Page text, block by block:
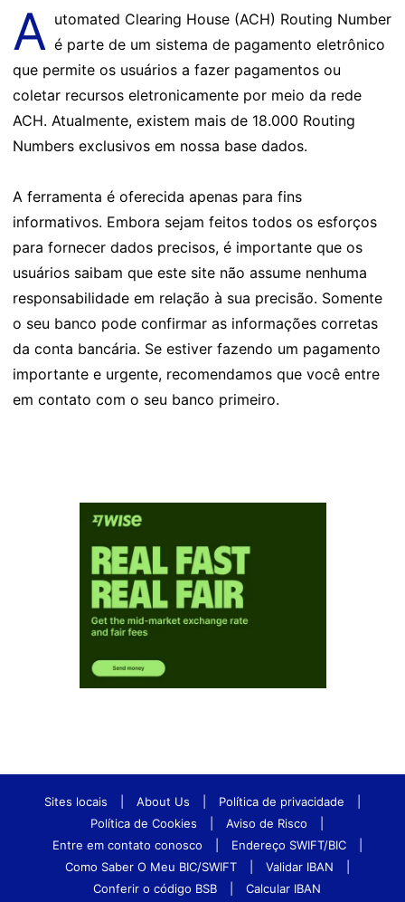
A utomated Clearing House (ACH) Routing Number
é parte de um sistema de pagamento eletrônico
que permite os usuários a fazer pagamentos ou
coletar recursos eletronicamente por meio da rede
ACH. Atualmente, existem mais de 18.000 Routing
Numbers exclusivos em nossa base dados.
A ferramenta é oferecida apenas para fins
informativos. Embora sejam feitos todos os esforços
para fornecer dados precisos, é importante que os
usuários saibam que este site não assume nenhuma
responsabilidade em relação à sua precisão. Somente
o seu banco pode confirmar as informações corretas
da conta bancária. Se estiver fazendo um pagamento
importante e urgente, recomendamos que você entre
em contato com o seu banco primeiro.
Sites locais About Us Política de privacidade
Política de Cookies
Aviso de Risco
Entre em contato conosco
Endereço SWIFT/BIC
Como Saber O Meu BIC/SWIFT
Validar IBAN
Conferir o código BSB
Calcular IBAN